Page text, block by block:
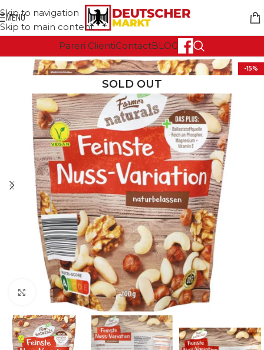
Skip to navigation
Skip to main content
MENU
Pareri ClientiContactBLOG
-15%
SOLD OUT
Click to enlarge